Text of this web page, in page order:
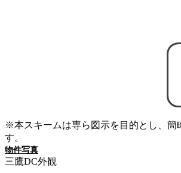
※本スキームは専ら図示を目的とし、簡
す。
物件写真
三鷹DC外観